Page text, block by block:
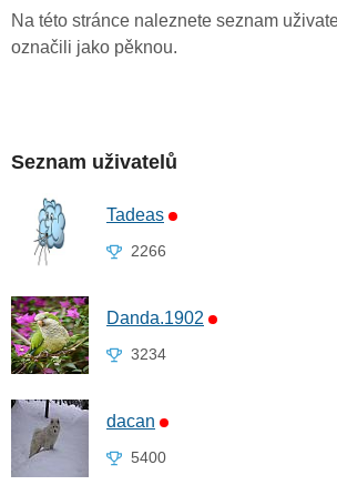
Na této stránce naleznete seznam
označili jako pěknou.
Seznam uživatelů
Tadeas
2266
Danda.1902
3234
dacan
5400